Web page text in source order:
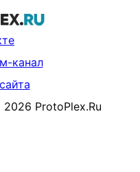
канал
2026 ProtoPlex.Ru